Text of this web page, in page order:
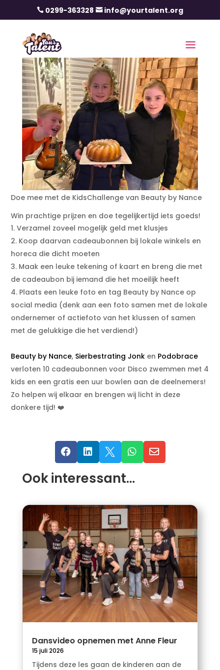
 0299-363328  info@yourtalent.org
Doe mee met de KidsChallenge van Beauty by Nance
Win prachtige prijzen en doe tegelijkertijd iets goeds!
Verzamel zoveel mogelijk geld met klusjes
Koop daarvan cadeaubonnen bij lokale winkels en
horeca die dicht moeten
Maak een leuke tekening of kaart en breng die met
de cadeaubon bij iemand die het moeilijk heeft
Plaats een leuke foto en tag Beauty by Nance op
social media (denk aan een foto samen met de lokale
ondernemer of actiefoto van het klussen of samen
met de gelukkige die het verdiend!)
Beauty by Nance, Sierbestrating Jonk en Podobrace
verloten 10 cadeaubonnen voor Disco zwemmen met 4
kids en een gratis een uur bowlen aan de deelnemers!
Zo helpen wij elkaar en brengen wij licht in deze
donkere tijd! ❤️
    
Ook interessant…
Dansvideo opnemen met Anne Fleur
15 juli 2026
Tijdens deze les gaan de kinderen aan de